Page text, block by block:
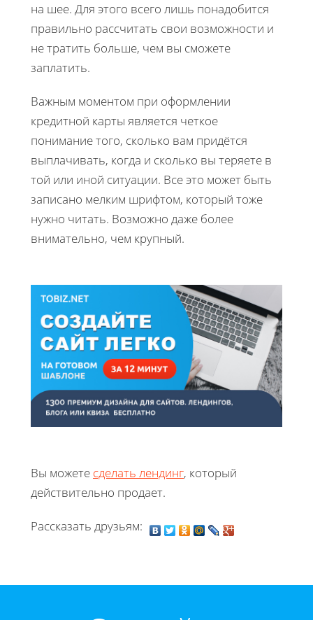
на шее. Для этого всего лишь понадобится
правильно рассчитать свои возможности и
не тратить больше, чем вы сможете
заплатить.
Важным моментом при оформлении
кредитной карты является четкое
понимание того, сколько вам придётся
выплачивать, когда и сколько вы теряете в
той или иной ситуации. Все это может быть
записано мелким шрифтом, который тоже
нужно читать. Возможно даже более
внимательно, чем крупный.
Вы можете сделать лендинг, который
действительно продает.
Рассказать друзьям: